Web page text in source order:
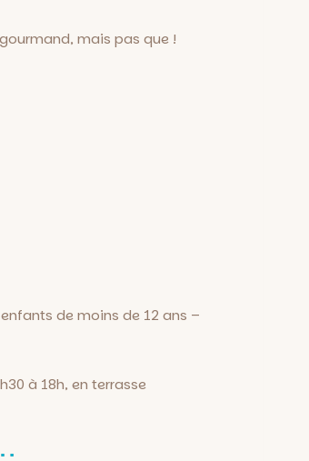
mais pas que !
de moins de 12 ans –
à 18h, en terrasse